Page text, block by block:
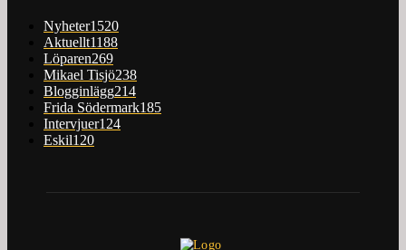
Nyheter1520
Aktuellt1188
Löparen269
Mikael Tisjö238
Blogginlägg214
Frida Södermark185
Intervjuer124
Eskil120